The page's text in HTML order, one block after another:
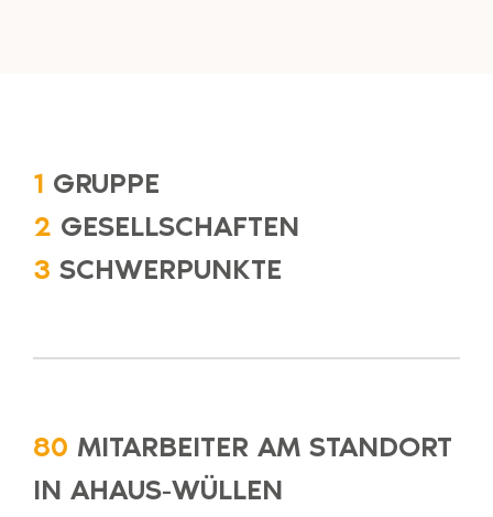
1 GRUPPE
2 GESELLSCHAFTEN
3 SCHWERPUNKTE
80 MITARBEITER AM STANDORT
IN AHAUS-WÜLLEN